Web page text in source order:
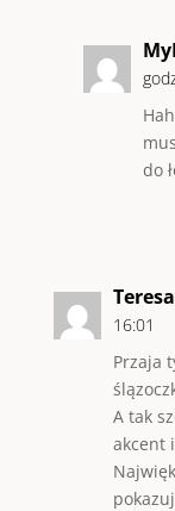
do
16:01
Przaja
A tak
akcent